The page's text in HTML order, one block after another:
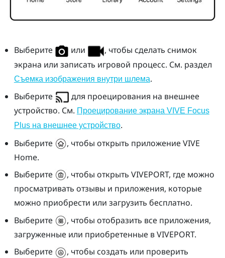
Выберите или
, чтобы сделать снимок
экрана или записать игровой процесс. См. раздел
Съемка изображения внутри шлема.
Выберите
для проецирования на внешнее
устройство. См. Проецирование экрана VIVE Focus
Plus на внешнее устройство.
Выберите
, чтобы открыть приложение VIVE
Home.
Выберите
, чтобы открыть VIVEPORT, где можно
просматривать отзывы и приложения, которые
можно приобрести или загрузить бесплатно.
Выберите
, чтобы отобразить все приложения,
загруженные или приобретенные вVIVEPORT.
Выберите
, чтобы создать или проверить